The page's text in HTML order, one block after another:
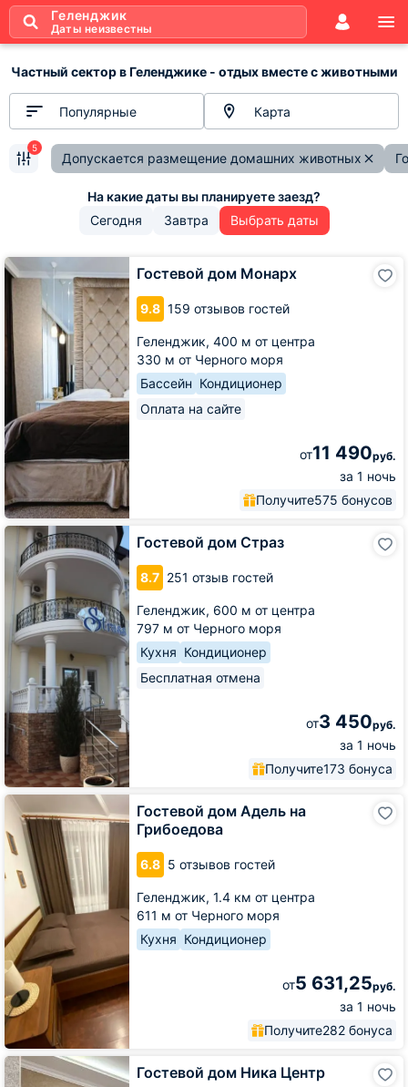
Геленджик
Даты неизвестны
Частный сектор в Геленджике - отдых вместе с животными
Популярные Карта
Допускается размещение домашних животных
5
Сегодня Завтра Выбрать даты
Гостевой дом Монарх
9.8 159 отзывов гостей
Геленджик, 400 м от центра
330 м от Черного моря
Бассейн Кондиционер
Оплата на сайте
от11 490руб.
за 1 ночь
Получите575 бонусов
Гостевой
дом
Монарх
Гостевой дом Страз
8.7 251 отзыв гостей
Геленджик, 600 м от центра
797 м от Черного моря
Кухня Кондиционер
Бесплатная отмена
от3 450руб.
за 1 ночь
Получите173 бонуса
Гостевой
дом
Страз
Гостевой дом Адель на
Грибоедова
6.8 5 отзывов гостей
Геленджик, 1.4 км от центра
611 м от Черного моря
Кухня Кондиционер
от5 631,25руб.
за 1 ночь
Получите282 бонуса
Гостевой
дом
Адель
на
Грибоедова
Гостевой дом Ника Центр
Гостевой
дом